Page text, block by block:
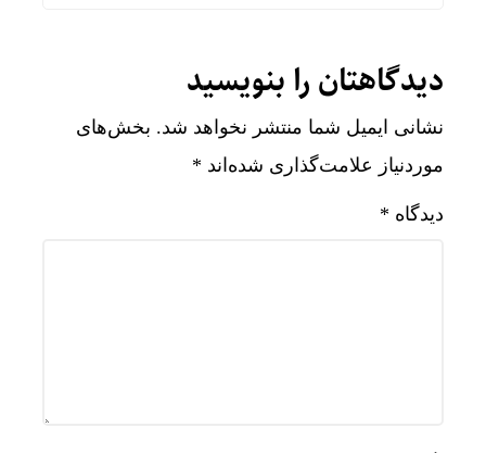
دیدگاهتان را بنویسید
نشانی ایمیل شما منتشر نخواهد شد. بخش‌های
موردنیاز علامت‌گذاری شده‌اند *
دیدگاه *